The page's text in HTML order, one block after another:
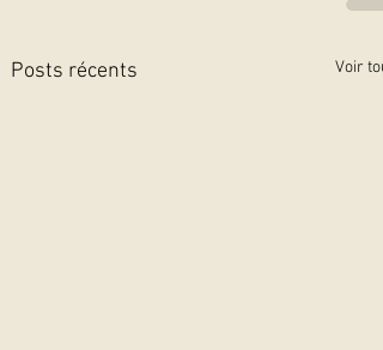
Posts récents Voir tout